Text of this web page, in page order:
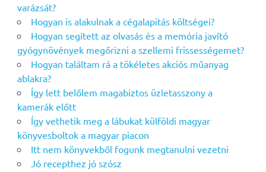
varázsát?
Hogyan is alakulnak a cégalapitás költségei?
Hogyan segített az olvasás és a memória javító
gyógynövények megőrizni a szellemi frissességemet?
Hogyan találtam rá a tökéletes akciós műanyag
ablakra?
Így lett belőlem magabiztos üzletasszony a
kamerák előtt
Így vethetik meg a lábukat külföldi magyar
könyvesboltok a magyar piacon
Itt nem könyvekből fogunk megtanulni vezetni
Jó recepthez jó szósz